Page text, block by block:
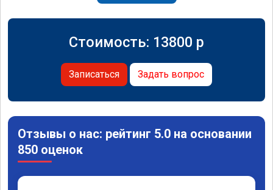
Стоимость: 13800 p
Записаться Задать вопрос
Отзывы о нас: рейтинг 5.0 на основании
850 оценок